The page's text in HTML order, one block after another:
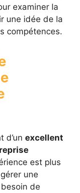
examiner la
une idée de la
compétences.
d’un excellent
est plus
une
de